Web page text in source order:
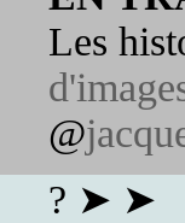
Les
@
? ➤ ➤